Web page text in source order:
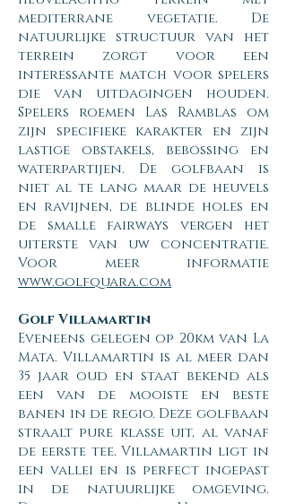
mediterrane vegetatie. De
natuurlijke structuur van het
terrein zorgt voor een
interessante match voor spelers
die van uitdagingen houden.
Spelers roemen Las Ramblas om
zijn specifieke karakter en zijn
lastige obstakels, bebossing en
waterpartijen. De golfbaan is
niet al te lang maar de heuvels
en ravijnen, de blinde holes en
de smalle fairways vergen het
uiterste van uw concentratie.
Voor meer informatie
www.golfquara.com
Golf Villamartin
Eveneens gelegen op 20km van La
Mata. Villamartin is al meer dan
35 jaar oud en staat bekend als
een van de mooiste en beste
banen in de regio. Deze golfbaan
straalt pure klasse uit, al vanaf
de eerste tee. Villamartin ligt in
een vallei en is perfect ingepast
in de natuurlijke omgeving.